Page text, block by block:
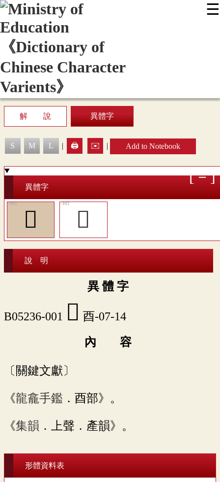
☰
Display Mode
Sitemap
解 說 異體字
S M L | 🖨️ ✉️ | Add to Notebook
異體字
󸸦 󸸧
說 明
異 體 字
B05236-001 󸸦 酉-07-14
內 容
〔關鍵文獻〕
《龍龕手鑑 ．酉部》。
《集韻 ．上聲．產韻》。
形體資料表